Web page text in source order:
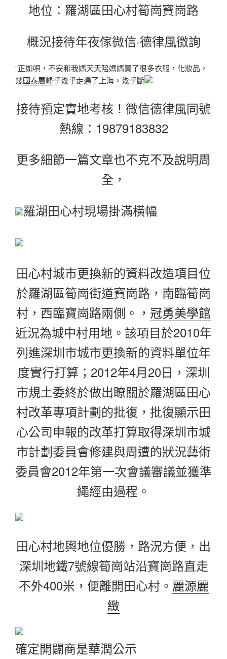
地位：羅湖區田心村筍崗寶崗路
概況接待年夜傢微信·德律風徵詢
“正如唄，不安和我媽天天陪媽媽買了很多衣服，化妝品，
幾國泰層峰乎幾乎走遍了上海，幾乎斷
接待預定實地考核！微信德律風同號
熱線：19879183832
更多細節一篇文章也不克不及說明周
全，
羅湖田心村現場掛滿橫幅
田心村城市更換新的資料改造項目位
於羅湖區筍崗街道寶崗路，南臨筍崗
村，西臨寶崗路兩側。， 冠勇美學館
近況為城中村用地。該項目於2010年
列進深圳市城市更換新的資料單位年
度實行打算；2012年4月20日，深圳
市規土委終於做出瞭關於羅湖區田心
村改革專項計劃的批復，批復顯示田
心公司申報的改革打算取得深圳市城
市計劃委員會修建與周遭的狀況藝術
委員會2012年第一次會議審議並獲準
繩經由過程。
田心村地輿地位優勝，路況方便，出
深圳地鐵7號線筍崗站沿寶崗路直走
不外400米，便離開田心村。 麗源麗
緻
確定開闢商是華潤公示